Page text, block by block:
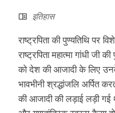
इतिहास
राष्ट्रपिता की पुण्यतिथि पर
राष्ट्रपिता महात्मा गांधी जी
को देश की आजादी के लिए उनके
भावभीनी श्रद्धांजलि अर्पित
की आजादी की लड़ाई लड़ी